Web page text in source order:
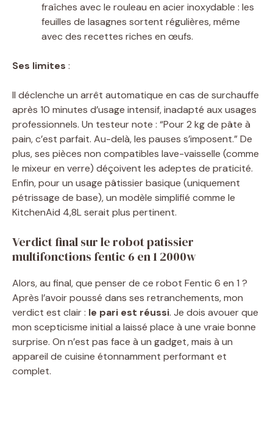
fraîches avec le rouleau en acier inoxydable : les
feuilles de lasagnes sortent régulières, même
avec des recettes riches en œufs.
Ses limites :
Il déclenche un arrêt automatique en cas de surchauffe
après 10 minutes d’usage intensif, inadapté aux usages
professionnels. Un testeur note : “Pour 2 kg de pâte à
pain, c’est parfait. Au-delà, les pauses s’imposent.” De
plus, ses pièces non compatibles lave-vaisselle (comme
le mixeur en verre) déçoivent les adeptes de praticité.
Enfin, pour un usage pâtissier basique (uniquement
pétrissage de base), un modèle simplifié comme le
KitchenAid 4,8L serait plus pertinent.
Verdict final sur le robot patissier
multifonctions fentic 6 en 1 2000w
Alors, au final, que penser de ce robot Fentic 6 en 1 ?
Après l’avoir poussé dans ses retranchements, mon
verdict est clair : le pari est réussi. Je dois avouer que
mon scepticisme initial a laissé place à une vraie bonne
surprise. On n’est pas face à un gadget, mais à un
appareil de cuisine étonnamment performant et
complet.